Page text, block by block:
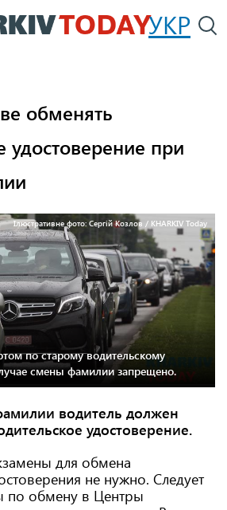
Перейти
к
УКР
обменять
удостоверение при
Ілюстративне фото: Сергій Козлов / KHARKIV Today
по старому водительскому
смены фамилии запрещено.
водитель должен
удостоверение.
для обмена
не нужно. Следует
по обмену в Центры